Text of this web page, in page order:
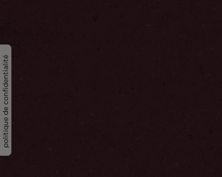
politique de confidentialité